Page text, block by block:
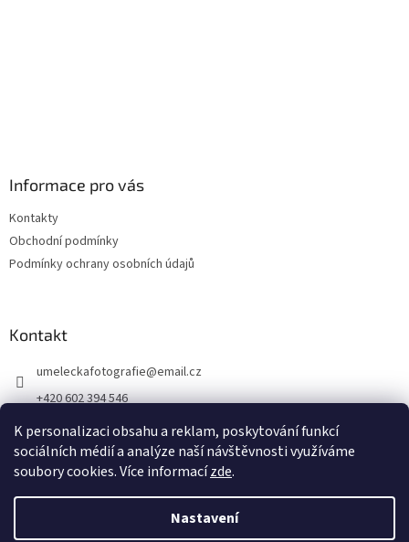
K personalizaci obsahu a reklam, poskytování funkcí
sociálních médií a analýze naší návštěvnosti využíváme
soubory cookies. Více informacízde.
Nastavení
Informace pro vás
Kontakty
Obchodní podmínky
Podmínky ochrany osobních údajů
Kontakt
umeleckafotografie@email.cz
+420 602 394 546
Facebook